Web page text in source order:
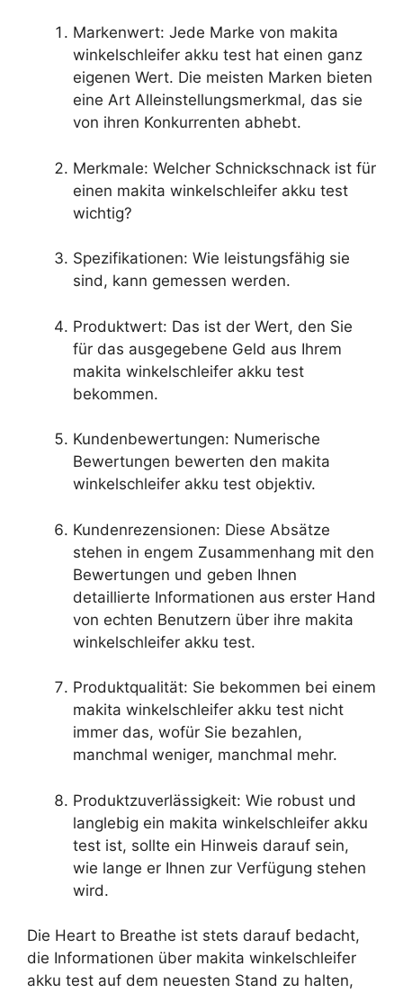
Markenwert: Jede Marke von makita
winkelschleifer akku test hat einen ganz
eigenen Wert. Die meisten Marken bieten
eine Art Alleinstellungsmerkmal, das sie
von ihren Konkurrenten abhebt.
Merkmale: Welcher Schnickschnack ist für
einen makita winkelschleifer akku test
wichtig?
Spezifikationen: Wie leistungsfähig sie
sind, kann gemessen werden.
Produktwert: Das ist der Wert, den Sie
für das ausgegebene Geld aus Ihrem
makita winkelschleifer akku test
bekommen.
Kundenbewertungen: Numerische
Bewertungen bewerten den makita
winkelschleifer akku test objektiv.
Kundenrezensionen: Diese Absätze
stehen in engem Zusammenhang mit den
Bewertungen und geben Ihnen
detaillierte Informationen aus erster Hand
von echten Benutzern über ihre makita
winkelschleifer akku test.
Produktqualität: Sie bekommen bei einem
makita winkelschleifer akku test nicht
immer das, wofür Sie bezahlen,
manchmal weniger, manchmal mehr.
Produktzuverlässigkeit: Wie robust und
langlebig ein makita winkelschleifer akku
test ist, sollte ein Hinweis darauf sein,
wie lange er Ihnen zur Verfügung stehen
wird.
Die Heart to Breathe ist stets darauf bedacht,
die Informationen über makita winkelschleifer
akku test auf dem neuesten Stand zu halten,